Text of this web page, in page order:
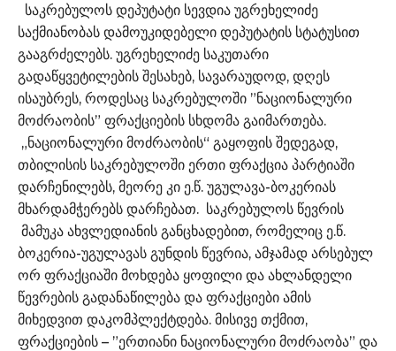
საკრებულოს დეპუტატი სევდია უგრეხელიძე
საქმიანობას დამოუკიდებელი დეპუტატის სტატუსით
გააგრძელებს. უგრეხელიძე საკუთარი
გადაწყვეტილების შესახებ, სავარაუდოდ, დღეს
ისაუბრეს, როდესაც საკრებულოში ”ნაციონალური
მოძრაობის” ფრაქციების სხდომა გაიმართება.
„ნაციონალური მოძრაობის“ გაყოფის შედეგად,
თბილისის საკრებულოში ერთი ფრაქცია პარტიაში
დარჩენილებს, მეორე კი ე.წ. უგულავა-ბოკერიას
მხარდამჭერებს დარჩებათ. საკრებულოს წევრის
მამუკა ახვლედიანის განცხადებით, რომელიც ე.წ.
ბოკერია-უგულავას გუნდის წევრია, ამჯამად არსებულ
ორ ფრაქციაში მოხდება ყოფილი და ახლანდელი
წევრების გადანაწილება და ფრაქციები ამის
მიხედვით დაკომპლექტდება. მისივე თქმით,
ფრაქციების – ”ერთიანი ნაციონალური მოძრაობა” და